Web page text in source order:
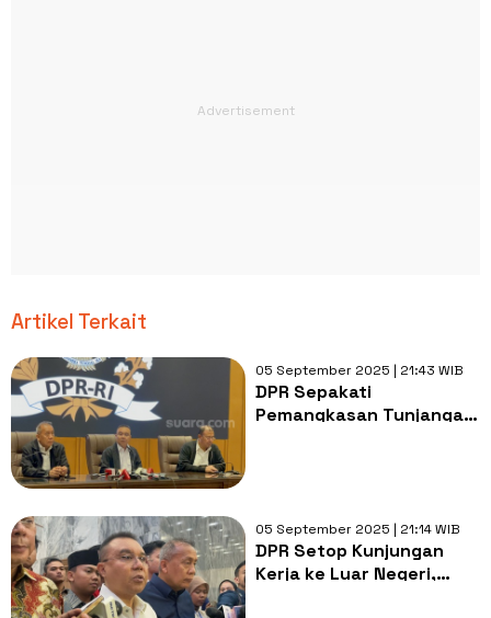
Artikel Terkait
05 September 2025 | 21:43 WIB
DPR Sepakati
Pemangkasan Tunjangan,
05 September 2025 | 21:14 WIB
DPR Setop Kunjungan
Kerja ke Luar Negeri,